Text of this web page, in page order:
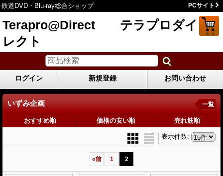
鉄道DVD・Blu-ray総合ショップ PCサイト
Terapro@Direct テラプロダイ
レクト
ログイン 新規登録 お問い合わせ
いずみ企画 一覧
おすすめ順 価格の安い順 売れ筋順
表示件数:
«前 1 2